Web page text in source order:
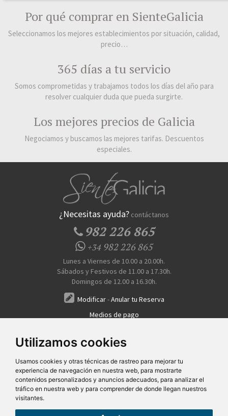
Utilizamos cookies
Usamos cookies y otras técnicas de rastreo para mejorar tu
experiencia de navegación en nuestra web, para mostrarte
contenidos personalizados y anuncios adecuados, para analizar el
tráfico en nuestra web y para comprender de donde llegan nuestros
visitantes.
Por qué comprar en SienteGalicia
Seleccionamos los mejores establecimientos por situación, calidad,
precio…
365 días a tu servicio
Somos comprometidas y trabajamos todos los días del año para
resolver cualquier duda que pueda surgirte.
Los mejores precios de Galicia
Negociamos y buscamos las mejores tarifas. Descuentos
especiales.
¿Necesitas ayuda? contáctanos
982 226 865
+34982 226 865
Lunes a Viernes de 10.00 a 20.00h.
Sábados y Festivos de 11.00 a 17.30h.
Domingos de 12.00 a 16.30h.
Modificar-Anular tu Reserva
Medios de pago
Quiénes Somos
sobre cookies|Ayudas